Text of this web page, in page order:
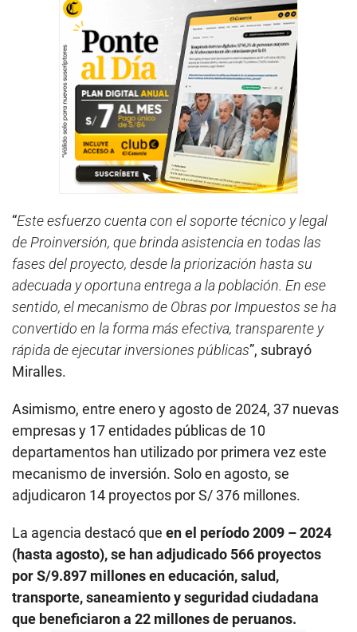
“Este esfuerzo cuenta con el soporte técnico y legal
de Proinversión, que brinda asistencia en todas las
fases del proyecto, desde la priorización hasta su
adecuada y oportuna entrega a la población. En ese
sentido, el mecanismo de Obras por Impuestos se ha
convertido en la forma más efectiva, transparente y
rápida de ejecutar inversiones públicas”, subrayó
Miralles.
Asimismo, entre enero y agosto de 2024, 37 nuevas
empresas y 17 entidades públicas de 10
departamentos han utilizado por primera vez este
mecanismo de inversión. Solo en agosto, se
adjudicaron 14 proyectos por S/ 376 millones.
La agencia destacó que en el período 2009 – 2024
(hasta agosto), se han adjudicado 566 proyectos
por S/9.897 millones en educación, salud,
transporte, saneamiento y seguridad ciudadana
que beneficiaron a 22 millones de peruanos.